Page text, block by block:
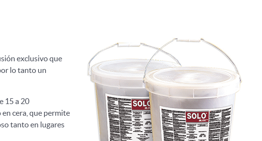
exclusivo que
lo tanto un
15 a 20
cera, que permite
tanto en lugares